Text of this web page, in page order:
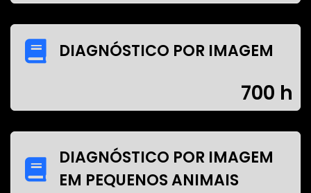
DIAGNÓSTICO POR IMAGEM
700 h
DIAGNÓSTICO POR IMAGEM
EM PEQUENOS ANIMAIS